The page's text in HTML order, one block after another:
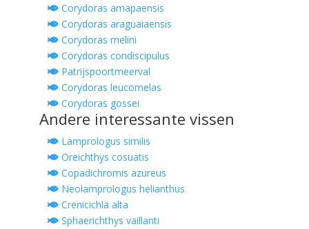
Corydoras amapaensis
Corydoras araguaiaensis
Corydoras melini
Corydoras condiscipulus
Patrijspoortmeerval
Corydoras leucomelas
Corydoras gossei
Andere interessante vissen
Lamprologus similis
Oreichthys cosuatis
Copadichromis azureus
Neolamprologus helianthus
Crenicichla alta
Sphaerichthys vaillanti